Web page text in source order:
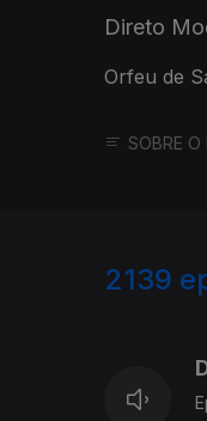
Direto
Orfeu de
SOBRE O
2139